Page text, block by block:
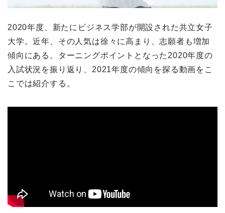
2020年度、新たにビジネス学部が開設された共立女子
大学。近年、その人気は徐々に高まり、志願者も増加
傾向にある。ターニングポイントとなった2020年度の
入試状況を振り返り、2021年度の傾向を探る動画をこ
こでは紹介する。